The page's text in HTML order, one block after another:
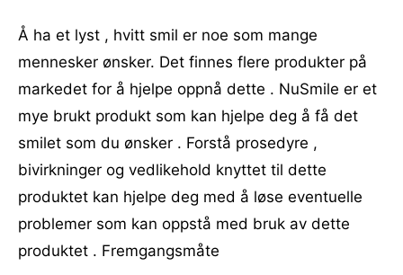
Å ha et lyst , hvitt smil er noe som mange
mennesker ønsker. Det finnes flere produkter på
markedet for å hjelpe oppnå dette . NuSmile er et
mye brukt produkt som kan hjelpe deg å få det
smilet som du ønsker . Forstå prosedyre ,
bivirkninger og vedlikehold knyttet til dette
produktet kan hjelpe deg med å løse eventuelle
problemer som kan oppstå med bruk av dette
produktet . Fremgangsmåte